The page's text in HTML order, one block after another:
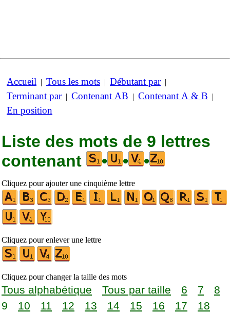
Accueil | Tous les mots | Débutant par|
Terminant par| Contenant AB | Contenant A & B |
En position
Liste des mots de 9 lettres
contenant
• • •
Cliquez pour ajouter une cinquième lettre
Cliquez pour enlever une lettre
Cliquez pour changer la taille des mots
Tous alphabétique Tous par taille 6 7
8
9
10 11 12 13 14 15 16 17
18